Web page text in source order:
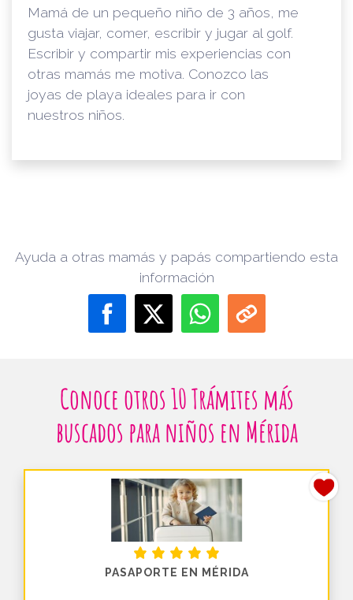
Mamá de un pequeño niño de 3 años, me
gusta viajar, comer, escribir y jugar al golf.
Escribir y compartir mis experiencias con
otras mamás me motiva. Conozco las
joyas de playa ideales para ir con
nuestros niños.
Ayuda a otras mamás y papás compartiendo esta
información
Conoce otros 10 Trámites más
buscados para niños en Mérida
PASAPORTE EN MÉRIDA